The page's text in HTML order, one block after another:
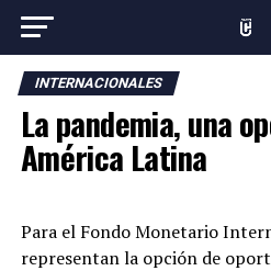
INTERNACIONALES
La pandemia, una
América Latina
Para el Fondo Monetario
representan la opción de